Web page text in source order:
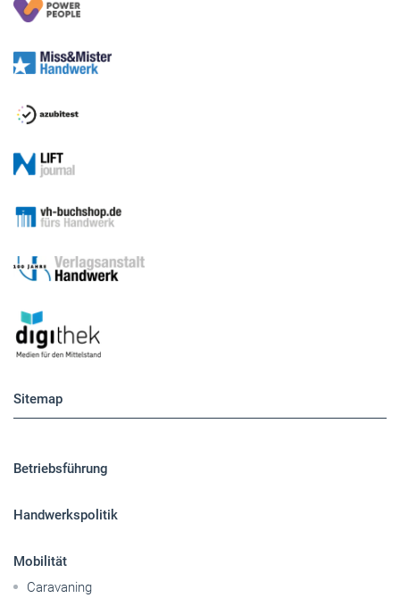
Sitemap
Betriebsführung
Handwerkspolitik
Mobilität
Caravaning